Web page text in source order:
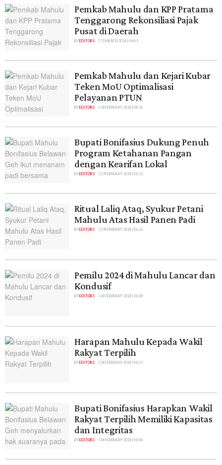
Pemkab Mahulu dan KPP Pratama
Tenggarong Rekonsiliasi Pajak
Pusat di Daerah
BY EDITOR 1 21 MARCH 2024 | 06:49
Pemkab Mahulu dan Kejari Kubar
Teken MoU Optimalisasi
Pelayanan PTUN
BY EDITOR 1 28 FEBRUARY 2024 | 08:28
Bupati Bonifasius Dukung Penuh
Program Ketahanan Pangan
dengan Kearifan Lokal
BY EDITOR 1 19 FEBRUARY 2024 | 06:33
Ritual Laliq Ataq, Syukur Petani
Mahulu Atas Hasil Panen Padi
BY EDITOR 1 19 FEBRUARY 2024 | 06:26
Pemilu 2024 di Mahulu Lancar dan
Kondusif
BYEDITOR 1 14 FEBRUARY 2024 | 06:20
Harapan Mahulu Kepada Wakil
Rakyat Terpilih
BYEDITOR 1 14 FEBRUARY 2024 | 06:13
Bupati Bonifasius Harapkan Wakil
Rakyat Terpilih Memiliki Kapasitas
dan Integritas
BYEDITOR 1 14 FEBRUARY 2024 | 06:08